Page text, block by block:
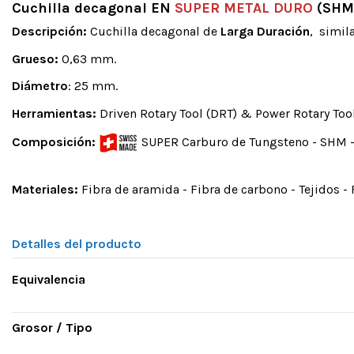
Cuchilla decagonal EN SUPER METAL DURO
Descripción: Cuchilla decagonal de Larga Duración,
Grueso: 0,63 mm.
Diámetro: 25 mm.
Herramientas: Driven Rotary Tool (DRT) & Power Rotary
Composición:
SUPER Carburo de Tungsteno -
Materiales: Fibra de aramida - Fibra de carbono - Tejidos
Detalles del producto
Equivalencia
Grosor / Tipo